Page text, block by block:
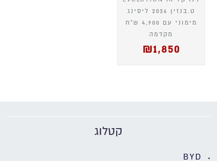
ט.בנזין 2026 ליסינג
מימוני עם 4,900 ש"ח
מקדמה
₪1,850
קטלוג
BYD